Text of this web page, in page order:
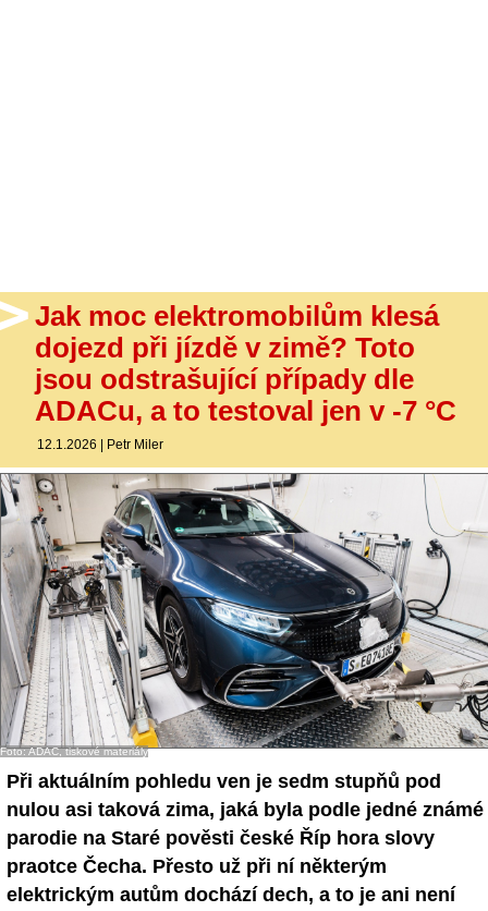
Jak moc elektromobilům klesá
dojezd při jízdě v zimě? Toto
jsou odstrašující případy dle
ADACu, a to testoval jen v -7 °C
12.1.2026 | Petr Miler
Foto: ADAC, tiskové materiály
Při aktuálním pohledu ven je sedm stupňů pod
nulou asi taková zima, jaká byla podle jedné známé
parodie na Staré pověsti české Říp hora slovy
praotce Čecha. Přesto už při ní některým
elektrickým autům dochází dech, a to je ani není